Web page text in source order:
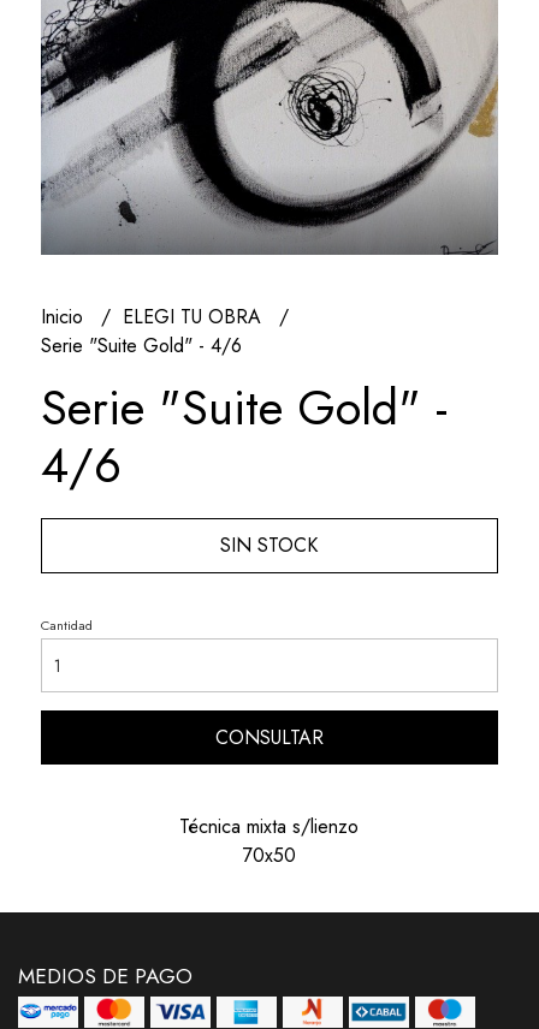
Inicio
ELEGI TU OBRA
Serie "Suite Gold" - 4/6
Serie "Suite Gold" -
4/6
SIN STOCK
Cantidad
CONSULTAR
Técnica mixta s/lienzo
70x50
MEDIOS DE PAGO